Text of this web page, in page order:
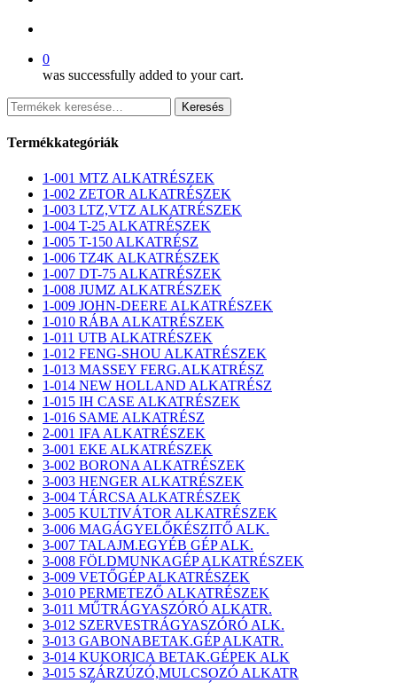
0
was successfully added to your cart.
Keresés
a
következőre:
Keresés
Termékkategóriák
1-001 MTZ ALKATRÉSZEK
1-002 ZETOR ALKATRÉSZEK
1-003 LTZ,VTZ ALKATRÉSZEK
1-004 T-25 ALKATRÉSZEK
1-005 T-150 ALKATRÉSZ
1-006 TZ4K ALKATRÉSZEK
1-007 DT-75 ALKATRÉSZEK
1-008 JUMZ ALKATRÉSZEK
1-009 JOHN-DEERE ALKATRÉSZEK
1-010 RÁBA ALKATRÉSZEK
1-011 UTB ALKATRÉSZEK
1-012 FENG-SHOU ALKATRÉSZEK
1-013 MASSEY FERG.ALKATRÉSZ
1-014 NEW HOLLAND ALKATRÉSZ
1-015 IH CASE ALKATRÉSZEK
1-016 SAME ALKATRÉSZ
2-001 IFA ALKATRÉSZEK
3-001 EKE ALKATRÉSZEK
3-002 BORONA ALKATRÉSZEK
3-003 HENGER ALKATRÉSZEK
3-004 TÁRCSA ALKATRÉSZEK
3-005 KULTIVÁTOR ALKATRÉSZEK
3-006 MAGÁGYELŐKÉSZITŐ ALK.
3-007 TALAJM.EGYÉB GÉP ALK.
3-008 FÖLDMUNKAGÉP ALKATRÉSZEK
3-009 VETŐGÉP ALKATRÉSZEK
3-010 PERMETEZŐ ALKATRÉSZEK
3-011 MŰTRÁGYASZÓRÓ ALKATR.
3-012 SZERVESTRÁGYASZÓRÓ ALK.
3-013 GABONABETAK.GÉP ALKATR.
3-014 KUKORICA BETAK.GÉPEK ALK
3-015 SZÁRZÚZÓ,MULCSOZÓ ALKATR